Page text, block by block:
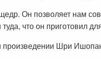
Он позволяет нам
что он приготовил
произведении Шри